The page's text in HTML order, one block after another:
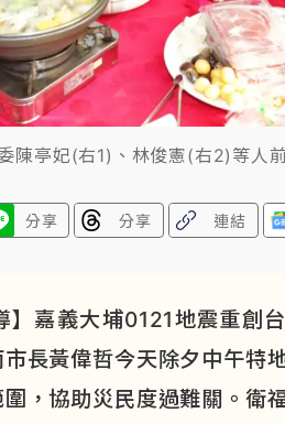
陳亭妃(右1)、林俊憲(右2)等人
分享 分享 連結
】嘉義大埔0121地震重創
長黃偉哲今天除夕中午特
，協助災民度過難關。衛